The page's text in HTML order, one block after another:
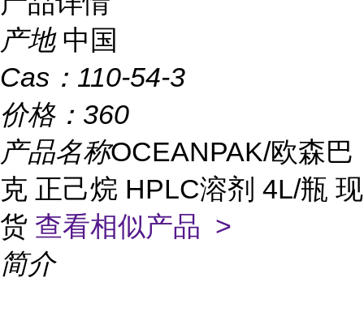
产地 中国
Cas： 110-54-3
价格： 360
产品名称OCEANPAK/欧森巴
克 正己烷 HPLC溶剂 4L/瓶 现
货 查看相似产品 >
简介